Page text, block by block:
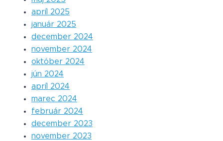
apríl 2025
január 2025
december 2024
november 2024
október 2024
jún 2024
apríl 2024
marec 2024
február 2024
december 2023
november 2023